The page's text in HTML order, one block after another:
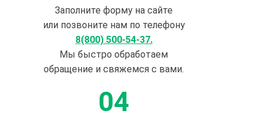
Заполните форму на сайте
или позвоните нам по телефону
8(800) 500-54-37.
Мы быстро обработаем
обращение и свяжемся с вами.